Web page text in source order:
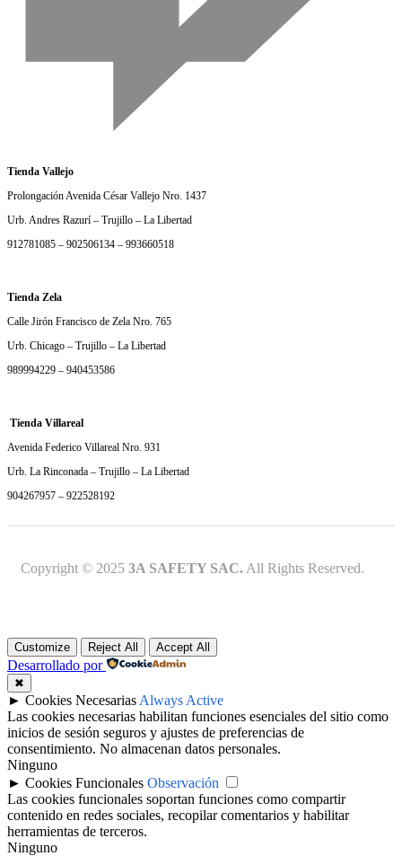
Tienda Vallejo
Prolongación Avenida César Vallejo Nro. 1437
Urb. Andres Razurí – Trujillo – La Libertad
912781085 – 902506134 – 993660518
Tienda Zela
Calle Jirón Francisco de Zela Nro. 765
Urb. Chicago – Trujillo – La Libertad
989994229 – 940453586
Tienda Villareal
Avenida Federico Villareal Nro. 931
Urb. La Rinconada – Trujillo – La Libertad
904267957 – 922528192
Copyright © 2025 3A SAFETY SAC. All Rights Reserved.
Customize Reject All Accept All
Desarrollado por
✖
► Cookies Necesarias Always Active
Las cookies necesarias habilitan funciones esenciales del sitio como
inicios de sesión seguros y ajustes de preferencias de
consentimiento. No almacenan datos personales.
Ninguno
► Cookies Funcionales Observación
Las cookies funcionales soportan funciones como compartir
contenido en redes sociales, recopilar comentarios y habilitar
herramientas de terceros.
Ninguno